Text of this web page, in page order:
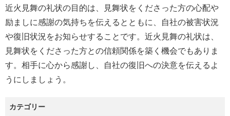
近火見舞の礼状の目的は、見舞状をくださった方の心配や
励ましに感謝の気持ちを伝えるとともに、自社の被害状況
や復旧状況をお知らせすることです。近火見舞の礼状は、
見舞状をくださった方との信頼関係を築く機会でもありま
す。相手に心から感謝し、自社の復旧への決意を伝えるよ
うにしましょう。
カテゴリー